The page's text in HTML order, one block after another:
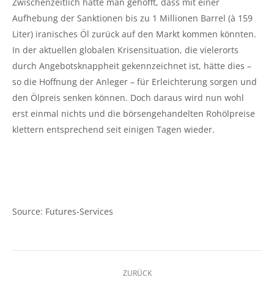
Aufhebung der Sanktionen bis zu 1 Millionen Barrel (à 159
Liter) iranisches Öl zurück auf den Markt kommen könnten.
In der aktuellen globalen Krisensituation, die vielerorts
durch Angebotsknappheit gekennzeichnet ist, hätte dies –
so die Hoffnung der Anleger – für Erleichterung sorgen und
den Ölpreis senken können. Doch daraus wird nun wohl
erst einmal nichts und die börsengehandelten Rohölpreise
klettern entsprechend seit einigen Tagen wieder.
Source: Futures-Services
Kommentarnavigation
ZURÜCK